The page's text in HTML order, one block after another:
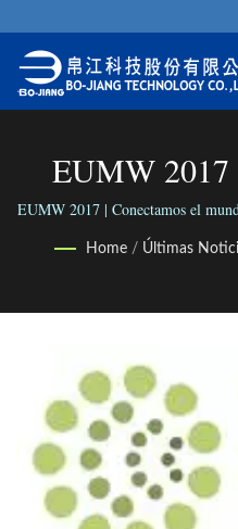
EUMW 2017
Ensamblajes
- 2.92mm
EUMW 2017 | Conectamos el
conectores; Conectamos a las
Home / Últimas